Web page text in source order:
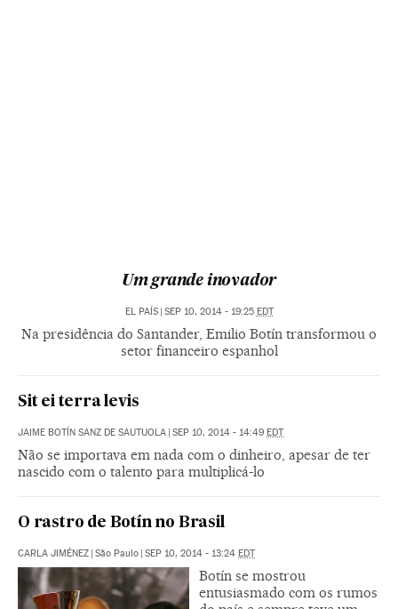
Um grande inovador
EL PAÍS | SEP 10, 2014 - 19:25 EDT
Na presidência do Santander, Emilio Botín transformou o
setor financeiro espanhol
Sit ei terra levis
JAIME BOTÍN SANZ DE SAUTUOLA | SEP 10, 2014 - 14:49 EDT
Não se importava em nada com o dinheiro, apesar de ter
nascido com o talento para multiplicá-lo
O rastro de Botín no Brasil
CARLA JIMÉNEZ | São Paulo | SEP 10, 2014 - 13:24 EDT
Botín se mostrou
entusiasmado com os rumos